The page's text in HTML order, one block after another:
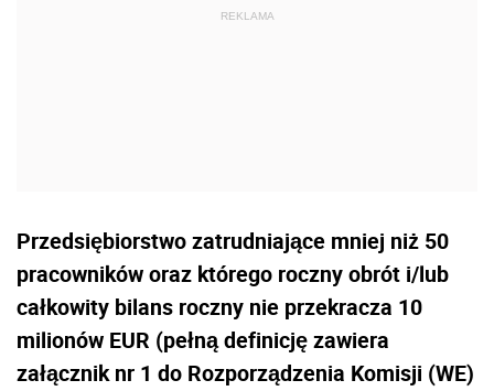
Przedsiębiorstwo zatrudniające mniej niż 50
pracowników oraz którego roczny obrót i/lub
całkowity bilans roczny nie przekracza 10
milionów EUR (pełną definicję zawiera
załącznik nr 1 do Rozporządzenia Komisji (WE)